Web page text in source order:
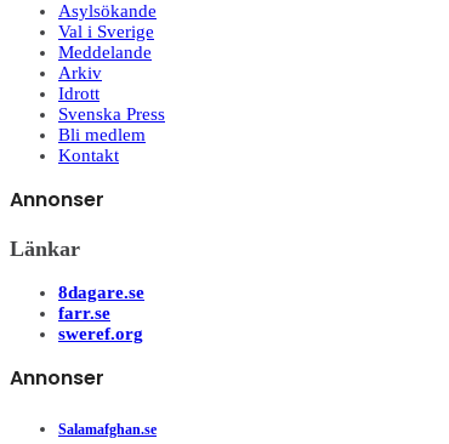
Asylsökande
Val i Sverige
Meddelande
Arkiv
Idrott
Svenska Press
Bli medlem
Kontakt
Annonser
Länkar
8dagare.se
farr.se
sweref.org
Annonser
Salamafghan.se